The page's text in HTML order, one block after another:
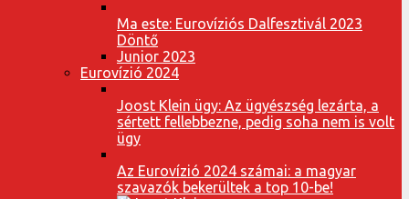
Ma este: Eurovíziós Dalfesztivál 2023
Döntő
Junior 2023
Eurovízió 2024
Joost Klein ügy: Az ügyészség lezárta, a
sértett fellebbezne, pedig soha nem is volt
ügy
Az Eurovízió 2024 számai: a magyar
szavazók bekerültek a top 10-be!